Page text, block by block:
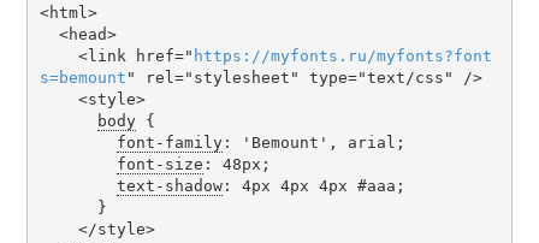
<html>
    <link href="
https ://myfonts . ru/myfonts?font
s=bemount " rel="stylesheet" type="text/css" />
body {
font-family: 'Bemount', arial;
font-size : 48px;
text-shadow: 4px 4px 4px #aaa;